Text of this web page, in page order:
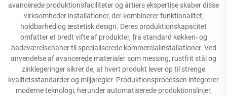
avancerede produktionsfaciliteter og årtiers ekspertise skaber disse
virksomheder installationer, der kombinerer funktionalitet,
holdbarhed og æstetisk design. Deres produktionskapacitet
omfatter et bredt vifte af produkter, fra standard køkken- og
badeværelsehaner til specialiserede kommercialinstallationer. Ved
anvendelse af avancerede materialer som messing, rustfrit stål og
zinklegeringer sikrer de, at hvert produkt lever op til strenge
kvalitetsstandarder og miljøregler. Produktionsprocessen integrerer
moderne teknologi, herunder automatiserede produktionslinjer,